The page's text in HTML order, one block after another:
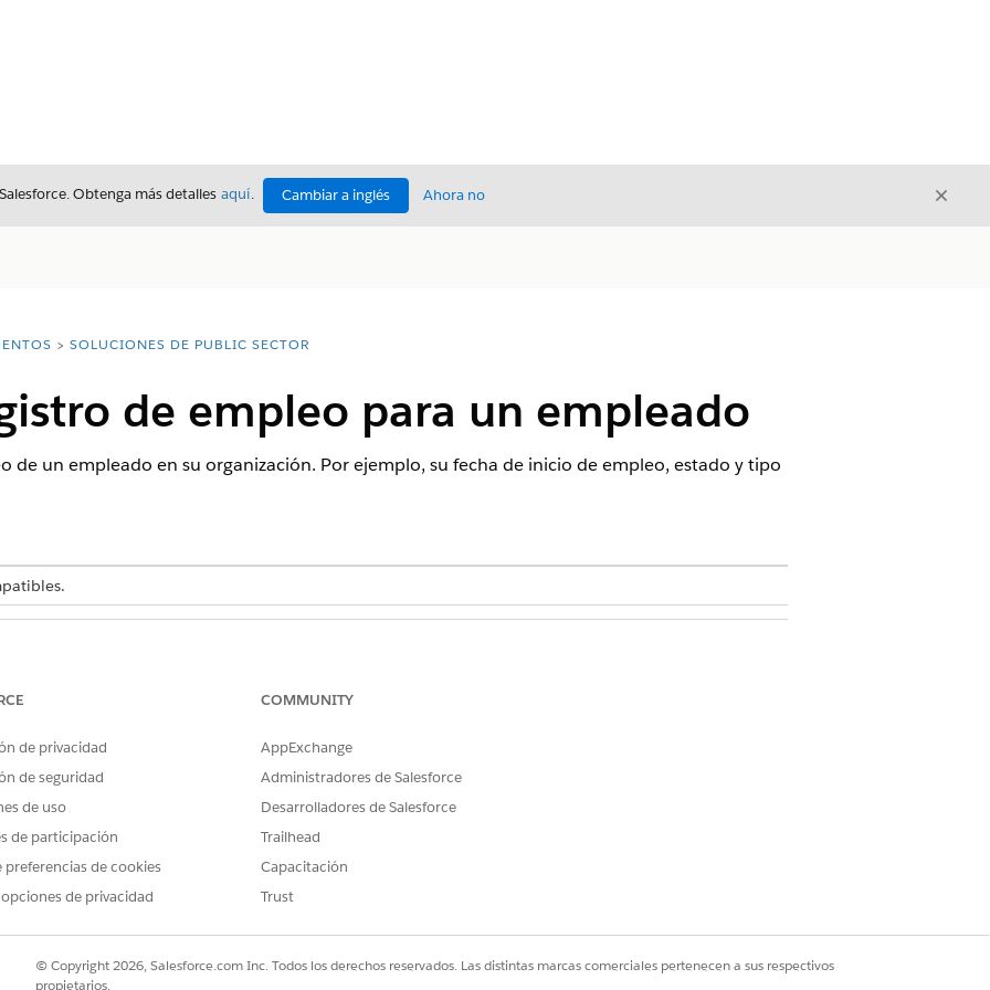
Obtenga más detalles aquí. Cambiar a inglés Ahora no Cerrar
SOLUCIONES DE PUBLIC SECTOR
de empleo para un empleado
de un empleado en su organización. Por ejemplo, su fecha de inicio de empleo, estado y tipo
busque y seleccione Gestión de contratación
de la aplicación, seleccione
Empleadosy, a continuación, haga clic en
de empleo.
de empleado y el registro de usuario del empleado.
y los detalles como el tipo de empleo, el estado y el tipo de programación, y guarde sus
de privacidad
de seguridad
de uso
de participación
preferencias de cookies
opciones de privacidad
COMMUNITY
AppExchange
Administradores de Salesforce
Desarrolladores de Salesforce
Trailhead
Capacitación
Trust
© Copyright 2026, Salesforce.com Inc. Todos los derechos reservados. Las distintas marcas comerciales pertenecen a sus respectivos
propietarios.